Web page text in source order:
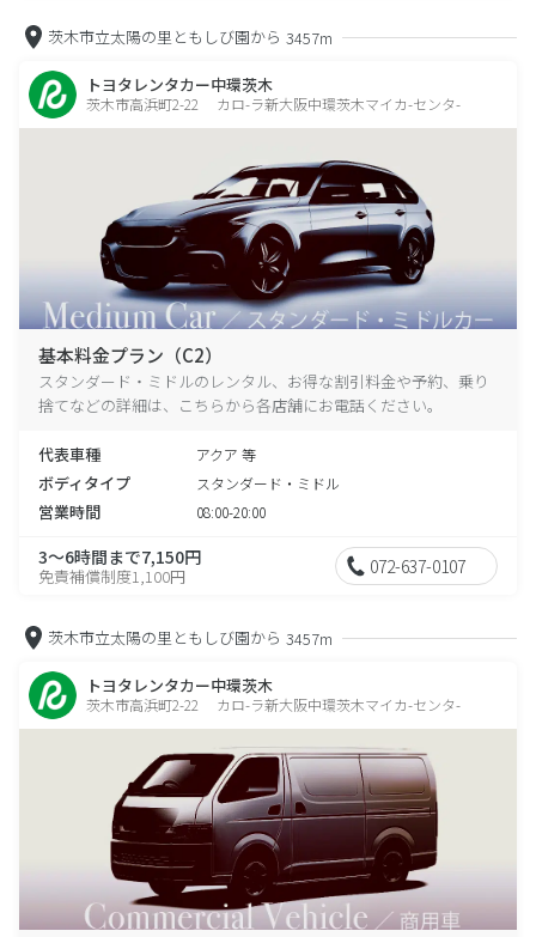
茨木市立太陽の里ともしび園から 3457m
トヨタレンタカー中環茨木
茨木市高浜町2-22 カロ-ラ新大阪中環茨木マイカ-センタ-
基本料金プラン（C2）
スタンダード・ミドルのレンタル、お得な割引料金や予約、乗り
捨てなどの詳細は、こちらから各店舗にお電話ください。
代表車種 アクア 等
ボディタイプ スタンダード・ミドル
営業時間 08:00-20:00
3～6時間まで7,150円
免責補償制度1,100円 072-637-0107
茨木市立太陽の里ともしび園から 3457m
トヨタレンタカー中環茨木
茨木市高浜町2-22 カロ-ラ新大阪中環茨木マイカ-センタ-